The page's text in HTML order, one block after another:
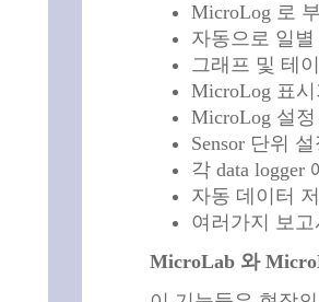
MicroLog 로
자동으로 일
그래프 및 테
MicroLog 표
MicroLog 설
Sensor 단위
각 data logger
자동 데이터
여러가지 보
MicroLab 와